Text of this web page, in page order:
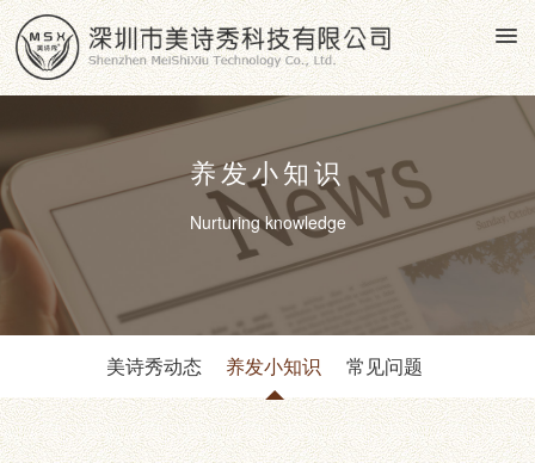
养发小知识
Nurturing knowledge
美诗秀动态 养发小知识 常见问题